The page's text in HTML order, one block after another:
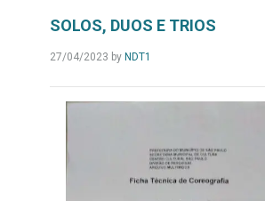
SOLOS, DUOS E TRIOS
27/04/2023 by NDT1